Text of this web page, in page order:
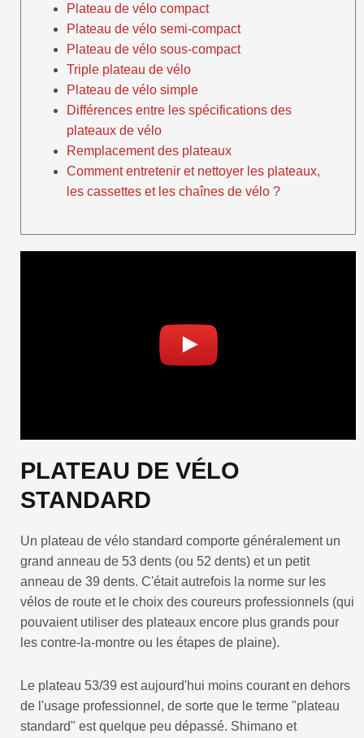
Plateau de vélo compact
Plateau de vélo semi-compact
Plateau de vélo sous-compact
Triple plateau de vélo
Plateau de vélo simple
Différences entre les spécifications des
plateaux de vélo
Remplacement des plateaux
Comment entretenir et nettoyer les plateaux,
les cassettes et les chaînes de vélo ?
PLATEAU DE VÉLO
STANDARD
Un plateau de vélo standard comporte généralement un
grand anneau de 53 dents (ou 52 dents) et un petit
anneau de 39 dents. C'était autrefois la norme sur les
vélos de route et le choix des coureurs professionnels (qui
pouvaient utiliser des plateaux encore plus grands pour
les contre-la-montre ou les étapes de plaine).
Le plateau 53/39 est aujourd'hui moins courant en dehors
de l'usage professionnel, de sorte que le terme "plateau
standard" est quelque peu dépassé. Shimano et